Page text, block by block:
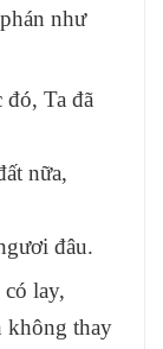
như
đó, Ta đã
nữa,
đâu.
lay,
không thay